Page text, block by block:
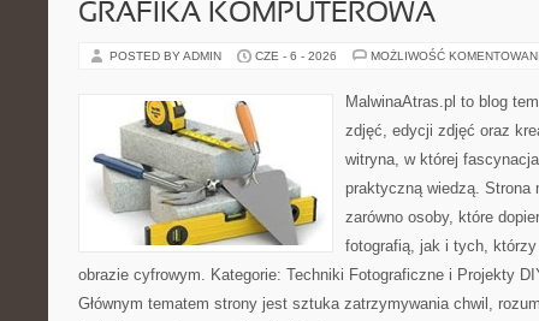
GRAFIKA KOMPUTEROWA
POSTED BY ADMIN CZE - 6 - 2026 MOŻLIWOŚĆ
MalwinaAtras.pl to blog
zdjęć, edycji zdjęć oraz
witryna, w której
praktyczną wiedzą. Strona
zarówno osoby, które
fotografią, jak i tych,
obrazie cyfrowym. Kategorie: Techniki Fotograficzne i Projekty
Głównym tematem strony jest sztuka zatrzymywania chwil,